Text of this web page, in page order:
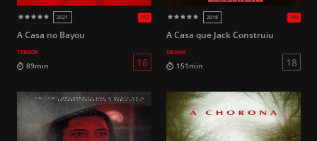
A Casa no Bayou
TERROR
A Casa que Jack Construiu
DRAMA